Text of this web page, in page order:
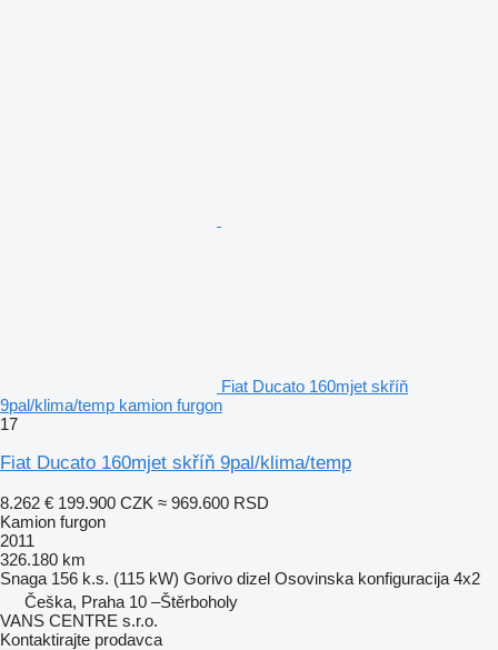
Fiat Ducato 160mjet skříň
9pal/klima/temp kamion furgon
17
Fiat Ducato 160mjet skříň 9pal/klima/temp
8.262 € 199.900 CZK ≈ 969.600 RSD
Kamion furgon
2011
326.180 km
Snaga 156 k.s. (115 kW) Gorivo dizel Osovinska konfiguracija 4x2
Češka, Praha 10 –Štěrboholy
VANS CENTRE s.r.o.
Kontaktirajte prodavca